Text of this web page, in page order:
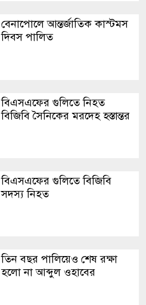
বেনাপোলে আন্তর্জাতিক কাস্টমস
দিবস পালিত
বিএসএফের গুলিতে নিহত
বিজিবি সৈনিকের মরদেহ হস্তান্তর
বিএসএফের গুলিতে বিজিবি
সদস্য নিহত
তিন বছর পালিয়েও শেষ রক্ষা
হলো না আব্দুল ওহাবের